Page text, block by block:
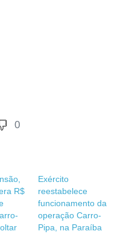
0
R$
Exército
reestabelece
funcionamento da
operação Carro-
Pipa, na Paraíba